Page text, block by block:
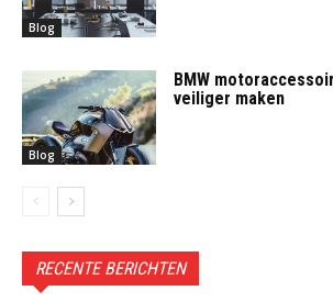
Blog
Blog
BMW
veiliger maken
RECENTE BERICHTEN